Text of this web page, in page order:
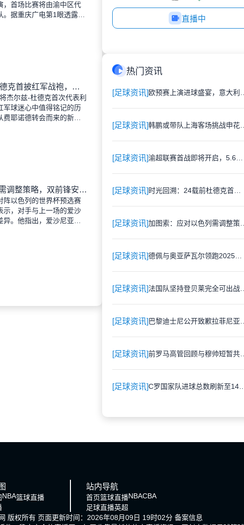
，首场比赛将由渝中区代
据重庆广电第1眼透露，
时光回溯：24载前杜德克首披红军战袍，开启传奇门将生涯
杰尔兹-杜德克首次代表利
军球迷心中值得铭记的历
费耶诺德转会而来的新
加图索：应对以色列需调整策略，双前锋安排待明日定夺
阵以色列的世界杯预选赛
示，对手与上一场的爱沙
。他指出，爱沙尼亚更
直播中
热门资讯
[足球资讯]
[足球资讯]
[足球资讯]
[足球资讯]
[足球资讯]
[足球资讯]
[足球资讯]
[足球资讯]
[足球资讯]
[足球资讯]
NBA篮球直播
站内导航
首页篮球直播NBACBA
足球直播英超
版权所有 页面更新时间：2026年08月09日 19时02分 备案信息